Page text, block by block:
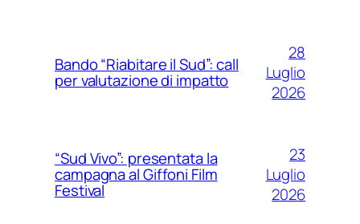
Bando “Riabitare il Sud”: call
per valutazione di impatto
28
Luglio
2026
“Sud Vivo”: presentata la
campagna al Giffoni Film
Festival
23
Luglio
2026